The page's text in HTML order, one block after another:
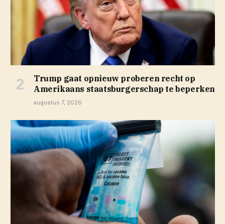
Trump gaat opnieuw proberen recht op
Amerikaans staatsburgerschap te beperken
augustus 7, 2026